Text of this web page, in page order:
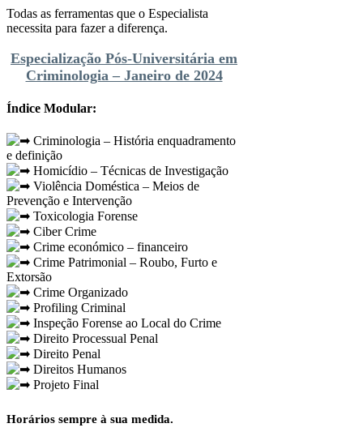
Todas as ferramentas que o Especialista
necessita para fazer a diferença.
Especialização Pós-Universitária em
Criminologia – Janeiro de 2024
Índice Modular:
Criminologia – História enquadramento
e definição
Homicídio – Técnicas de Investigação
Violência Doméstica – Meios de
Prevenção e Intervenção
Toxicologia Forense
Ciber Crime
Crime económico – financeiro
Crime Patrimonial – Roubo, Furto e
Extorsão
Crime Organizado
Profiling Criminal
Inspeção Forense ao Local do Crime
Direito Processual Penal
Direito Penal
Direitos Humanos
Projeto Final
Horários sempre à sua medida.